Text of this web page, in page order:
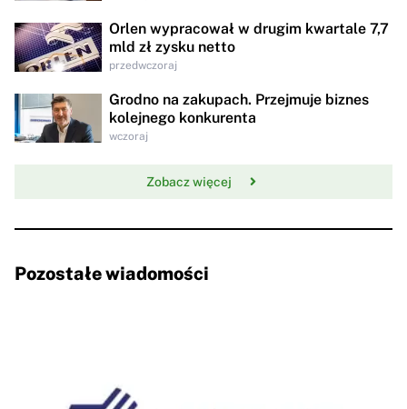
Orlen wypracował w drugim kwartale 7,7
mld zł zysku netto
przedwczoraj
Grodno na zakupach. Przejmuje biznes
kolejnego konkurenta
wczoraj
Zobacz więcej
Pozostałe wiadomości